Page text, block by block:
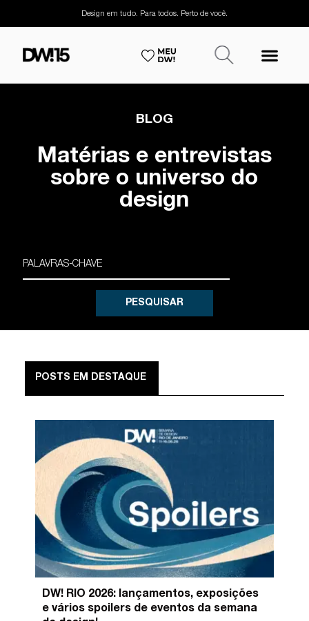
Design em tudo. Para todos. Perto de você.
BLOG
Matérias e entrevistas
sobre o universo do
design
PESQUISAR
POSTS EM DESTAQUE
DW! RIO 2026: lançamentos, exposições
e vários spoilers de eventos da semana